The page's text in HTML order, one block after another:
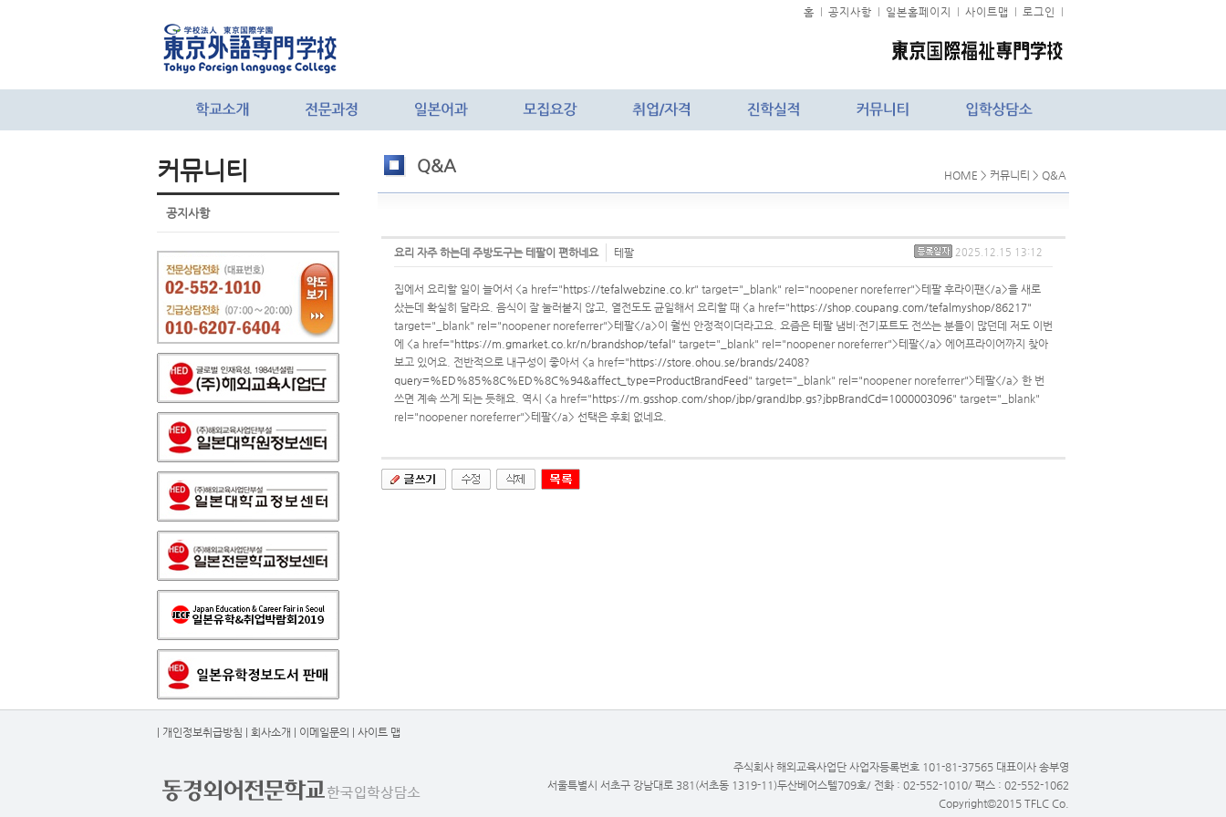
홈 공지사항 일본홈페이지 사이트맵 로그인
커뮤니티
공지사항
Q&A HOME > 커뮤니티 > Q&A
요리 자주 하는데 주방도구는 테팔이 편하네요 테팔 2025.12.15 13:12
집에서 요리할 일이 늘어서 <a href=" https://tefalwebzine.co.kr" target="_blank" rel="noopener noreferrer">테팔 후라이팬</a>을 새로
샀는데 확실히 달라요. 음식이 잘 눌러붙지 않고, 열전도도 균일해서 요리할 때 <a href=" https://shop.coupang.com/tefalmyshop/86217"
target="_blank" rel="noopener noreferrer">테팔</a>이 훨씬 안정적이더라고요. 요즘은 테팔 냄비·전기포트도 전쓰는 분들이 많던데 저도 이번
에 <a href=" https://m.gmarket.co.kr/n/brandshop/tefal " target="_blank" rel="noopener noreferrer">테팔</a> 에어프라이어까지 찾아
보고 있어요. 전반적으로 내구성이 좋아서 <a href=" https://store.ohou.se/brands/2408?
query=%ED%85%8C%ED%8C%94&affect_type=ProductBrandFeed" target="_blank" rel="noopener noreferrer">테팔</a> 한 번
쓰면 계속 쓰게 되는 듯해요. 역시 <a href=" https://m.gsshop.com/shop/jbp/grandJbp.gs?jbpBrandCd=1000003096" target="_blank"
rel="noopener noreferrer">테팔</a> 선택은 후회 없네요.
개인정보취급방침 회사소개 이메일문의 사이트 맵
주식회사 해외교육사업단 사업자등록번호 101-81-37565 대표이사 송부영
서울특별시 서초구 강남대로 381(서초동 1319-11)두산베어스텔709호/ 전화 : 02-552-1010/ 팩스 : 02-552-1062
Copyright©2015 TFLC Co.